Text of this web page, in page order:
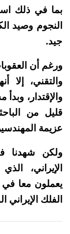
بما في ذلك
النجوم وصيد
جيد.
ورغم أن
والتقني، إلا
والإقتدار،
قليل من
عزيمة
ولكن شهدنا
الإيراني،
يعملون معا في
الفلك الإيراني